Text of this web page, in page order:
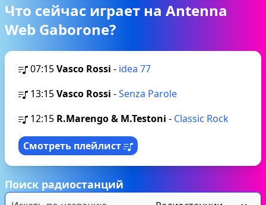
Что сейчас играет на Antenna
Web Gaborone?
07:15Vasco Rossi - idea 77
13:15Vasco Rossi -Senza Parole
12:15 R.Marengo & M.Testoni - Classic Rock
Смотреть плейлист
Поиск радиостанций